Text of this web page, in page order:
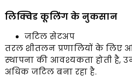
लिक्विड कूलिंग के नुकसान
जटिल सेटअप
तरल शीतलन प्रणालियों के लिए
स्थापना की आवश्यकता होती है,
अधिक जटिल बना रहा है.